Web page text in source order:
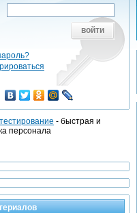
войти
- быстрая и
персонала